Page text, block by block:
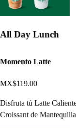
All Day Lunch
Momento Latte
MX$119.00
Disfruta tú Latte
Croissant de